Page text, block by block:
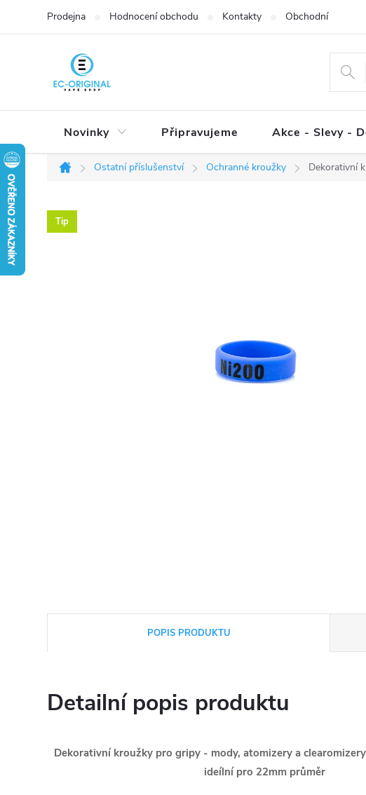
Prodejna Hodnocení obchodu Kontakty Obchodní
Novinky Připravujeme Akce - Slevy -
Domů
Ostatní příslušenství Ochranné kroužky Dekorativní
Tip
POPIS PRODUKTU
Detailní popis produktu
Dekorativní kroužky pro gripy - mody, atomizery a
ideílní pro 22mm průměr